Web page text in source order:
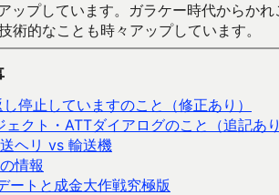
ップしています。ガラケー時代から
的なことも時々アップしています。
停止していますのこと（修正あり）
クト・ATTダイアログのこと（追記あり
ヘリ vs 輸送機
情報
ートと成金大作戦究極版